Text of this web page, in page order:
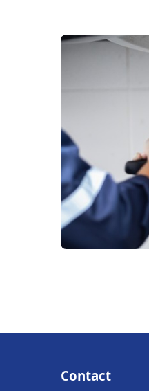
Contact